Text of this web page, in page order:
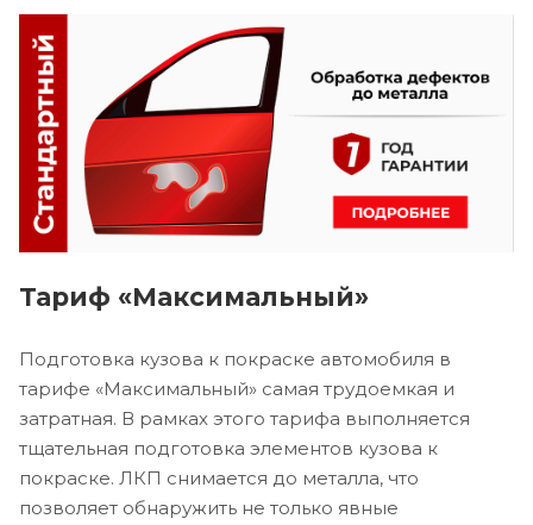
Тариф «Максимальный»
Подготовка кузова к покраске автомобиля в
тарифе «Максимальный» самая трудоемкая и
затратная. В рамках этого тарифа выполняется
тщательная подготовка элементов кузова к
покраске. ЛКП снимается до металла, что
позволяет обнаружить не только явные